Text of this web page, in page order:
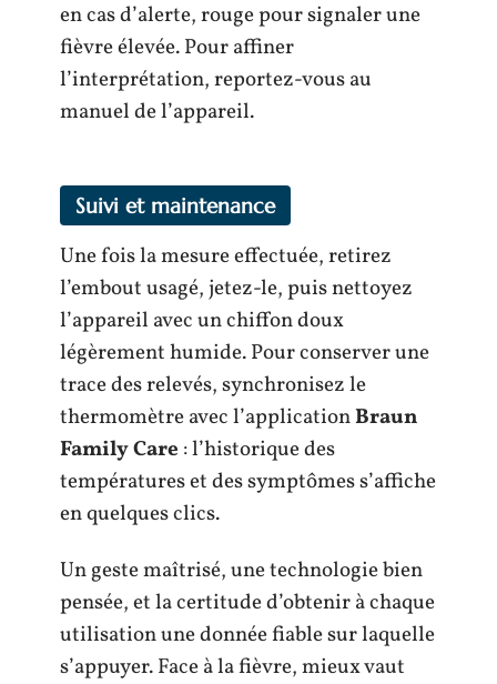
en cas d’alerte, rouge pour signaler une
fièvre élevée. Pour affiner
l’interprétation, reportez-vous au
manuel de l’appareil.
Suivi et maintenance
Une fois la mesure effectuée, retirez
l’embout usagé, jetez-le, puis nettoyez
l’appareil avec un chiffon doux
légèrement humide. Pour conserver une
trace des relevés, synchronisez le
thermomètre avec l’applicationBraun
Family Care : l’historique des
températures et des symptômes s’affiche
en quelques clics.
Un geste maîtrisé, une technologie bien
pensée, et la certitude d’obtenir à chaque
utilisation une donnée fiable sur laquelle
s’appuyer. Face à la fièvre, mieux vaut